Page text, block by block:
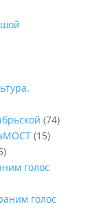
(74)
(15)
голос
голос